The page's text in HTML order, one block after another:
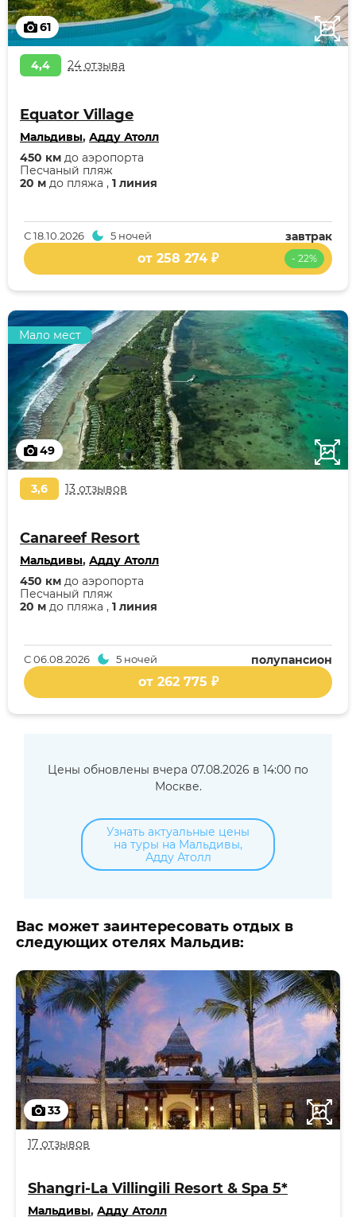
61
4,4 24 отзыва
Equator Village
Мальдивы, Адду Атолл
20 м до пляжа , 1 линия
Песчаный пляж
450 км до аэропорта
завтрак
С18.10.2026 5 ночей
- 22%
от 258 274 ₽
49
Мало мест
3,6 13 отзывов
Canareef Resort
Мальдивы, Адду Атолл
20 м до пляжа , 1 линия
Песчаный пляж
450 км до аэропорта
полупансион
С06.08.2026 5 ночей
от 262 775 ₽
Цены обновлены вчера 07.08.2026 в 14:00 по
Москве.
Узнать актуальные цены
на туры на Мальдивы,
Адду Атолл
Вас может заинтересовать отдых в
следующих отелях Мальдив:
33
17 отзывов
Shangri-La Villingili Resort & Spa 5*
Мальдивы, Адду Атолл